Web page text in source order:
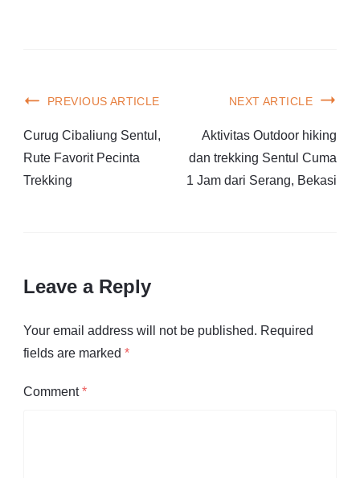
PREVIOUS ARTICLE
Curug Cibaliung Sentul,
Rute Favorit Pecinta
Trekking
NEXT ARTICLE
Aktivitas Outdoor hiking
dan trekking Sentul Cuma
1 Jam dari Serang, Bekasi
Leave a Reply
Your email address will not be published. Required
fields are marked *
Comment*